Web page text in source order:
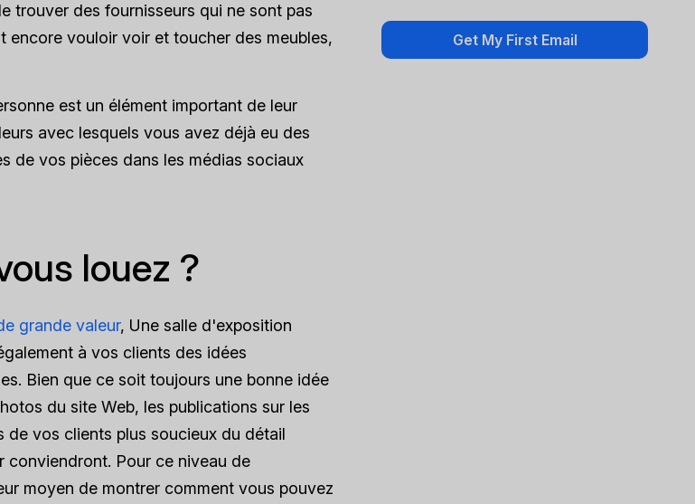
trouver des fournisseurs qui ne sont pas
encore vouloir voir et toucher des meubles,
est un élément important de leur
avec lesquels vous avez déjà eu des
de vos pièces dans les médias sociaux
louez ?
grande valeur, Une salle d'exposition
à vos clients des idées
Bien que ce soit toujours une bonne idée
du site Web, les publications sur les
de vos clients plus soucieux du détail
conviendront. Pour ce niveau de
moyen de montrer comment vous pouvez